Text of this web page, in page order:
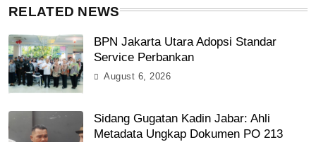
RELATED NEWS
BPN Jakarta Utara Adopsi Standar
Service Perbankan
August 6, 2026
Sidang Gugatan Kadin Jabar: Ahli
Metadata Ungkap Dokumen PO 213